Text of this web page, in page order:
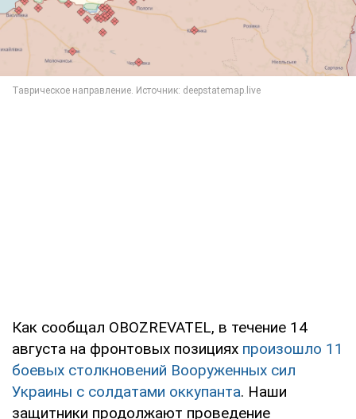
Как сообщал OBOZREVATEL, в течение 14
августа на фронтовых позициях произошло 11
боевых столкновений Вооруженных сил
Украины с солдатами оккупанта. Наши
защитники продолжают проведение